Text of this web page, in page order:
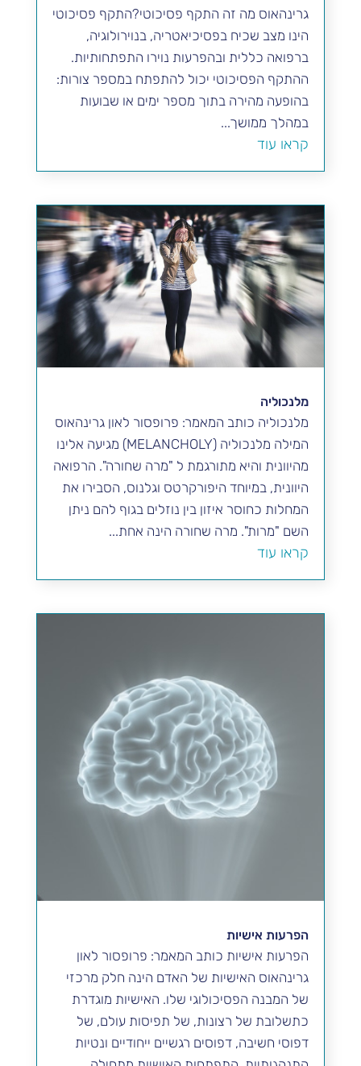
גרינהאוס מה זה התקף פסיכוטי?התקף פסיכוטי
הינו מצב שכיח בפסיכיאטריה, בנוירולוגיה,
ברפואה כללית ובהפרעות נוירו התפתחותיות.
ההתקף הפסיכוטי יכול להתפתח במספר צורות:
בהופעה מהירה בתוך מספר ימים או שבועות
במהלך ממושך...
קראו עוד
מלנכוליה
מלנכוליה כותב המאמר: פרופסור לאון גרינהאוס
המילה מלנכוליה (MELANCHOLY) מגיעה אלינו
מהיוונית והיא מתורגמת ל "מרה שחורה". הרפואה
היוונית, במיוחד היפורקרטס וגלנוס, הסבירו את
המחלות כחוסר איזון בין נוזלים בגוף להם ניתן
השם "מרות". מרה שחורה הינה אחת...
קראו עוד
הפרעות אישיות
הפרעות אישיות כותב המאמר: פרופסור לאון
גרינהאוס האישיות של האדם הינה חלק מרכזי
של המבנה הפסיכולוגי שלו. האישיות מוגדרת
כתשלובת של רצונות, של תפיסות עולם, של
דפוסי חשיבה, דפוסים רגשיים ייחודיים ונטיות